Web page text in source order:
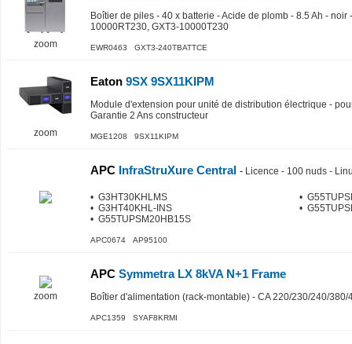
zoom
Boîtier de piles - 40 x batterie - Acide de plomb - 8.5 Ah - noir
10000RT230, GXT3-10000T230
EWR0463 GXT3-240TBATTCE
zoom
Eaton 9SX 9SX11KIPM
Module d'extension pour unité de distribution électrique -
Garantie 2 Ans constructeur
MGE1208 9SX11KIPM
APC InfraStruXure Central - Licence - 100 nuds -
• G3HT30KHLMS
• G3HT40KHL-INS
• G55TUPSM20HB15S
•
•
APC0674 AP95100
zoom
APC Symmetra LX 8kVA N+1 Frame
Boîtier d'alimentation (rack-montable) - CA 220/230/240/380/
APC1359 SYAF8KRMI